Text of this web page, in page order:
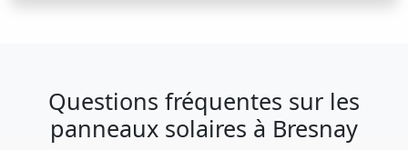
Questions fréquentes sur les
panneaux solaires à Bresnay